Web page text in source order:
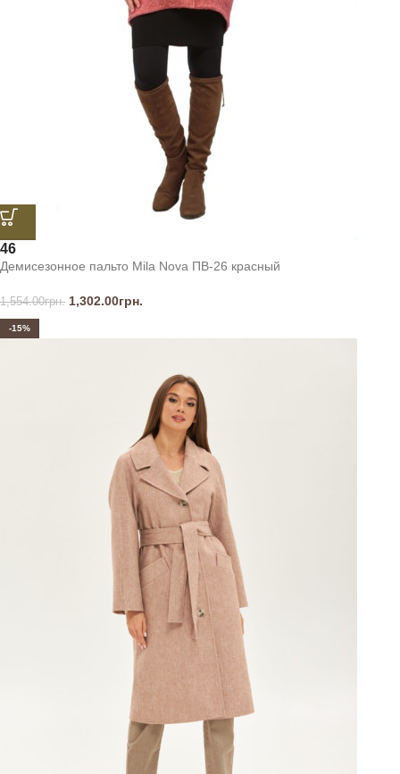
46
Демисезонное пальто Mila Nova ПВ-26 красный
1,554.00грн. 1,302.00грн.
-15%